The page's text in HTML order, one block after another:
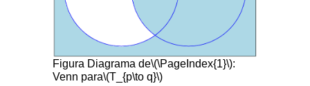
Figura Diagrama de\(\PageIndex{1}\):
Venn para\(T_{p\to q}\)